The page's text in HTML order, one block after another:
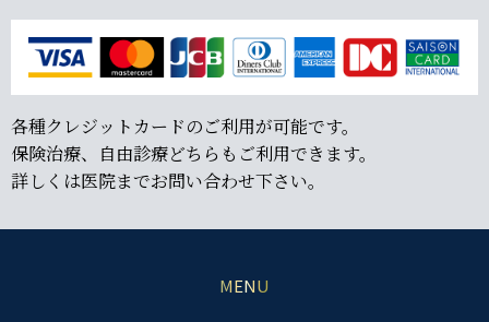
各種クレジットカードのご利用が可能です。
保険治療、自由診療どちらもご利用できます。
詳しくは医院までお問い合わせ下さい。
MENU